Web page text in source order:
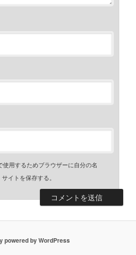
使用するためブラウザーに自分の名
イトを保存する。
powered by WordPress